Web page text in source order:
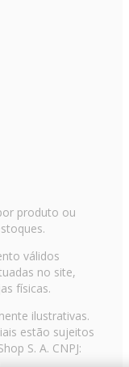
produto ou
válidos
no site,
físicas.
ilustrativas.
estão sujeitos
S. A. CNPJ: